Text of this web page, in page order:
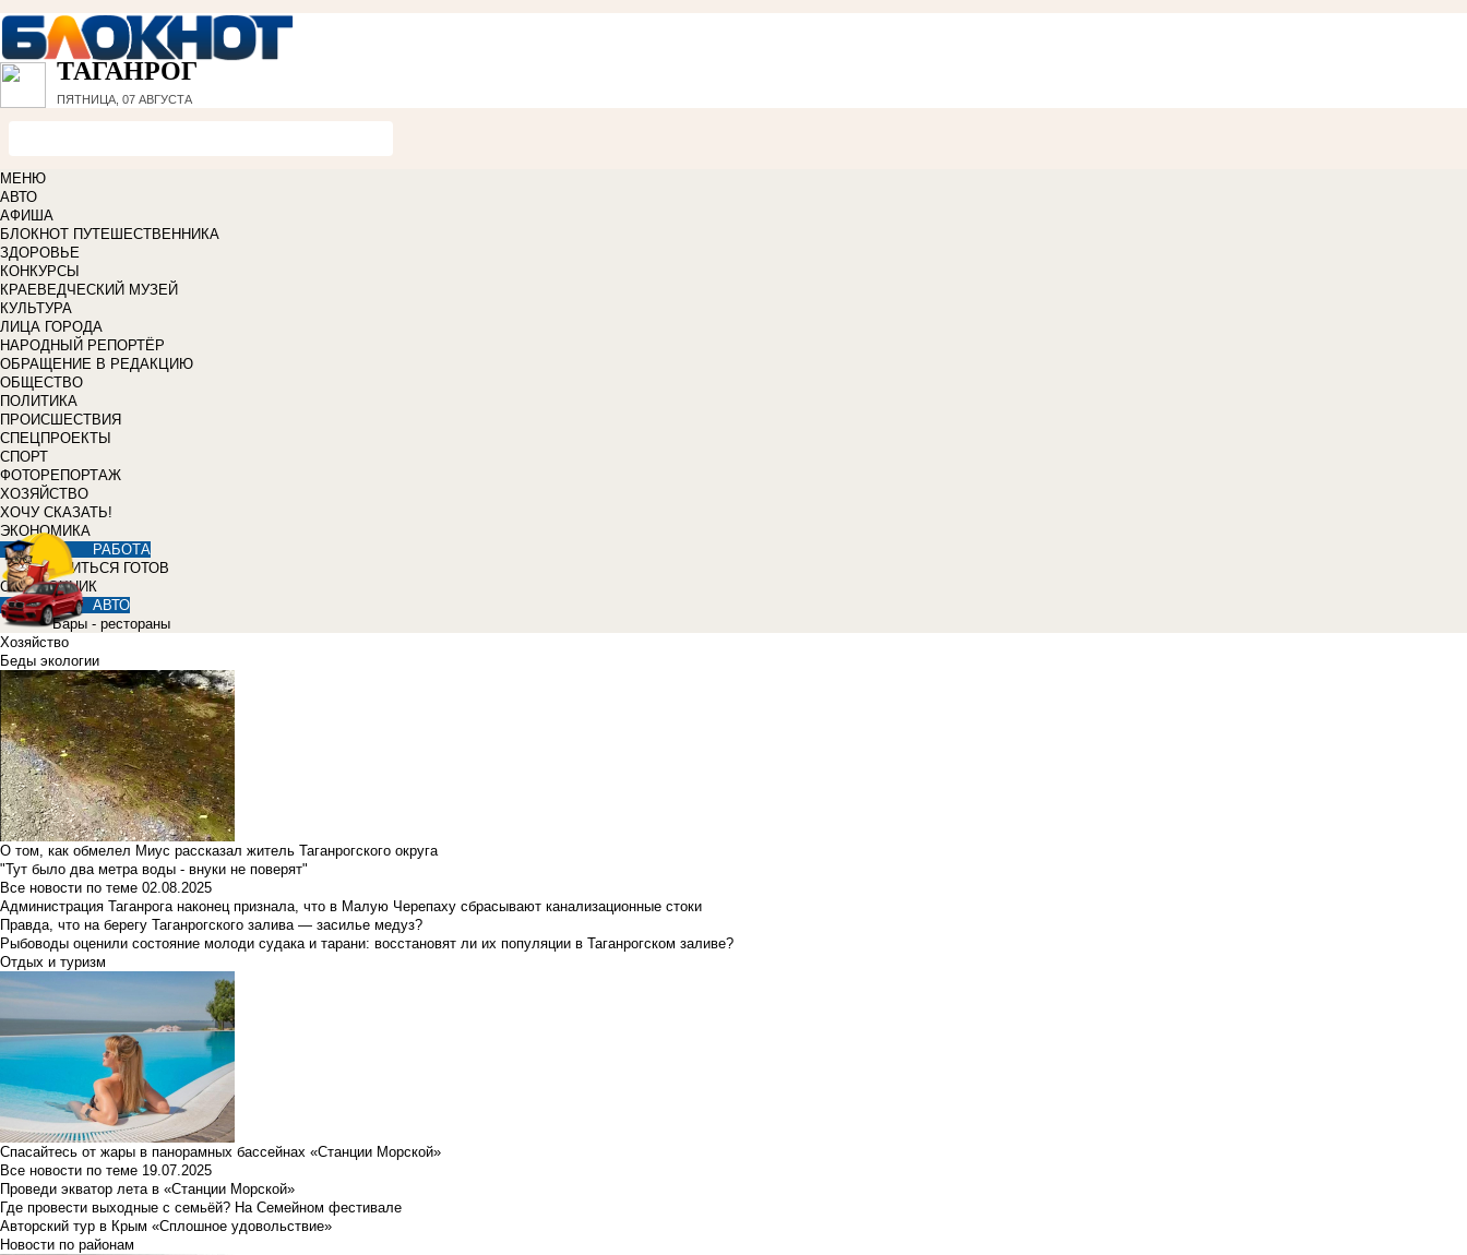
ТАГАНРОГ
ПЯТНИЦА, 07 АВГУСТА
МЕНЮ
АВТО
АФИША
БЛОКНОТ ПУТЕШЕСТВЕННИКА
ЗДОРОВЬЕ
КОНКУРСЫ
КРАЕВЕДЧЕСКИЙ МУЗЕЙ
КУЛЬТУРА
ЛИЦА ГОРОДА
НАРОДНЫЙ РЕПОРТЁР
ОБРАЩЕНИЕ В РЕДАКЦИЮ
ОБЩЕСТВО
ПОЛИТИКА
ПРОИСШЕСТВИЯ
СПЕЦПРОЕКТЫ
СПОРТ
ФОТОРЕПОРТАЖ
ХОЗЯЙСТВО
ХОЧУ СКАЗАТЬ!
ЭКОНОМИКА
РАБОТА
УЧИТЬСЯ ГОТОВ
СПРАВОЧНИК
АВТО
Бары - рестораны
Хозяйство
Беды экологии
О том, как обмелел Миус рассказал житель Таганрогского округа
"Тут было два метра воды - внуки не поверят"
Все новости по теме 02.08.2025
Администрация Таганрога наконец признала, что в Малую Черепаху сбрасывают канализационные стоки
Правда, что на берегу Таганрогского залива — засилье медуз?
Рыбоводы оценили состояние молоди судака и тарани: восстановят ли их популяции в Таганрогском заливе?
Отдых и туризм
Спасайтесь от жары в панорамных бассейнах «Станции Морской»
Все новости по теме 19.07.2025
Проведи экватор лета в «Станции Морской»
Где провести выходные с семьёй? На Семейном фестивале
Авторский тур в Крым «Сплошное удовольствие»
Новости по районам